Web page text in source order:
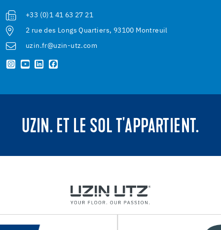
+33 (0)1 41 63 27 21
2 rue des Longs Quartiers, 93100 Montreuil
uzin.fr@uzin-utz.com
UZIN. ET LE SOL T'APPARTIENT.